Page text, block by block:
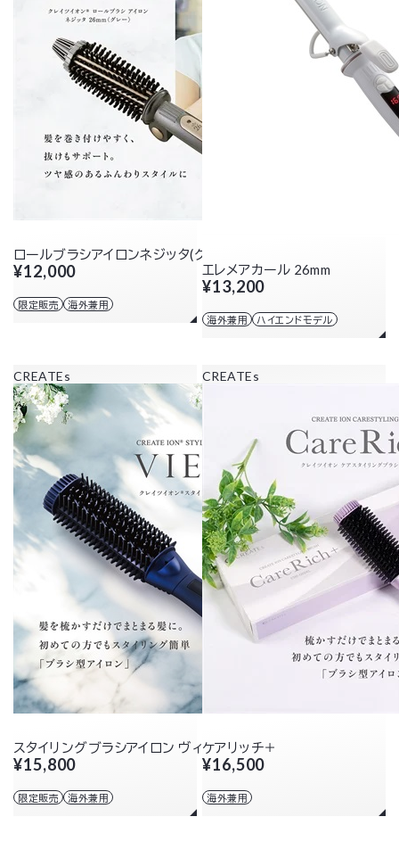
ロールブラシアイロンネジッタ(グレー)
¥12,000
限定販売 海外兼用
エレメアカール 26mm
¥13,200
海外兼用 ハイエンドモデル
CREATEs
スタイリングブラシアイロン ヴィエールS
¥15,800
限定販売 海外兼用
CREATEs
ケアリッチ＋
¥16,500
海外兼用